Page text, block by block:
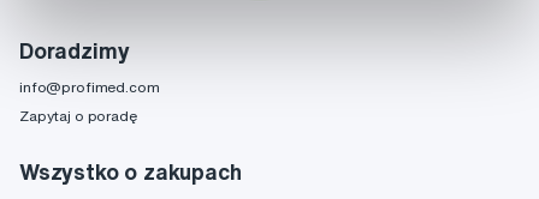
Doradzimy
info@profimed.com
Zapytaj o poradę
Wszystko o zakupach